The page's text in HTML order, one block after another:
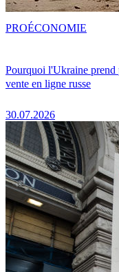
Pourquoi l'Ukraine prend
vente en ligne russe
30.07.2026
PROÉCONOMIE